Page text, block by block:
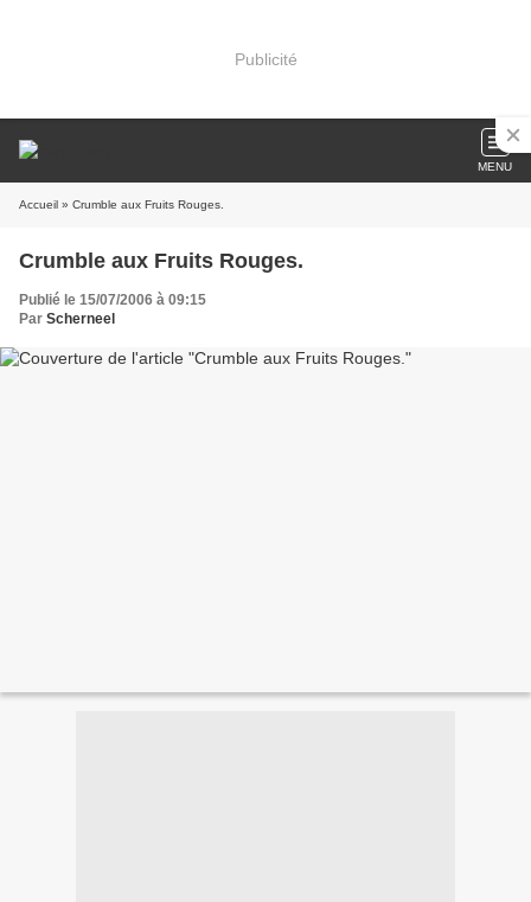
Publicité
MENU
Accueil » Crumble aux Fruits Rouges.
Crumble aux Fruits Rouges.
Publié le 15/07/2006 à 09:15
Par Scherneel